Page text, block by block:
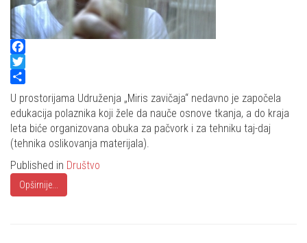
Facebook
Twitter
Share
U prostorijama Udruženja „Miris zavičaja“ nedavno je započela
edukacija polaznika koji žele da nauče osnove tkanja, a do kraja
leta biće organizovana obuka za pačvork i za tehniku taj-daj
(tehnika oslikovanja materijala).
Published in Društvo
Opširnije...